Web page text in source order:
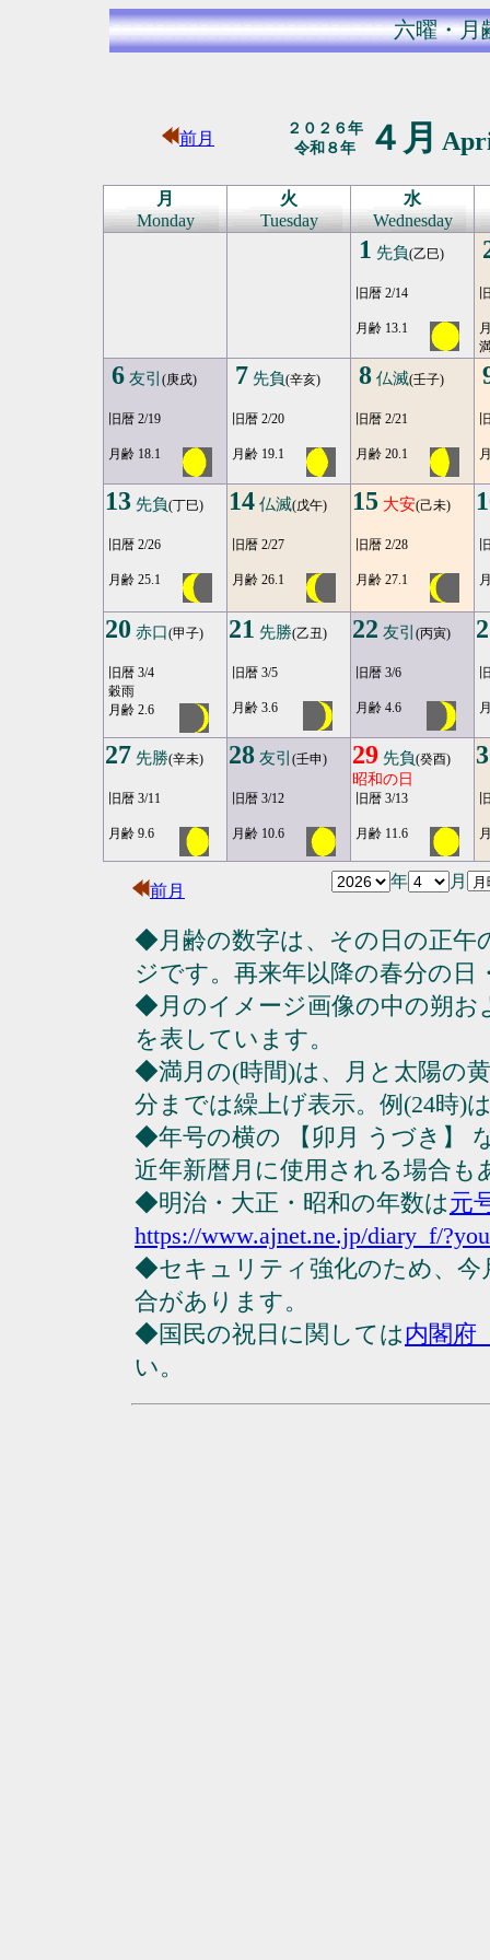
六曜・月
前月
２０２６年
令和８年
４月
月
Monday
火
Tuesday
水
Wednesday
1 先負(乙巳)
旧暦 2/14
月齢 13.1
6 友引 (庚戌)
旧暦 2/19
月齢 18.1
7 先負(辛亥)
旧暦 2/20
月齢 19.1
8 仏滅(壬子)
旧暦 2/21
月齢 20.1
13 先負(丁巳)
旧暦 2/26
月齢 25.1
14 仏滅(戊午)
旧暦 2/27
月齢 26.1
15 大安(己未)
旧暦 2/28
月齢 27.1
20 赤口(甲子)
旧暦 3/4
穀雨
月齢 2.6
21 先勝(乙丑)
旧暦 3/5
月齢 3.6
22 友引 (丙寅)
旧暦 3/6
月齢 4.6
27 先勝(辛未)
旧暦 3/11
月齢 9.6
28 友引 (壬申)
旧暦 3/12
月齢 10.6
29 先負(癸酉)
昭和の日
旧暦 3/13
月齢 11.6
前月
年 月
◆月齢の数字は、その日の正午
ジです。再来年以降の春分の日
◆月のイメージ画像の中の朔
を表しています。
◆満月の(時間)は、月と太陽の
分までは繰上げ表示。例(24時)
◆年号の横の 【卯月 うづき】
近年新暦月に使用される場合も
◆明治・大正・昭和の年数は元
https://www.ajnet.ne.jp/diary_f/
◆セキュリティ強化のため、今
合があります。
◆国民の祝日に関しては内閣府
い。